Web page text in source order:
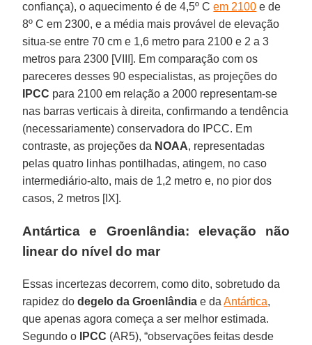
confiança), o aquecimento é de 4,5º Cem 2100 e de
8º C em 2300, e a média mais provável de elevação
situa-se entre 70 cm e 1,6 metro para 2100 e 2 a 3
metros para 2300 [VIII]. Em comparação com os
pareceres desses 90 especialistas, as projeções do
IPCC para 2100 em relação a 2000 representam-se
nas barras verticais à direita, confirmando a tendência
(necessariamente) conservadora do IPCC. Em
contraste, as projeções da NOAA, representadas
pelas quatro linhas pontilhadas, atingem, no caso
intermediário-alto, mais de 1,2 metro e, no pior dos
casos, 2 metros [IX].
Antártica e Groenlândia: elevação não
linear do nível do mar
Essas incertezas decorrem, como dito, sobretudo da
rapidez dodegelo da Groenlândia e daAntártica,
que apenas agora começa a ser melhor estimada.
Segundo o
IPCC (AR5), “observações feitas desde